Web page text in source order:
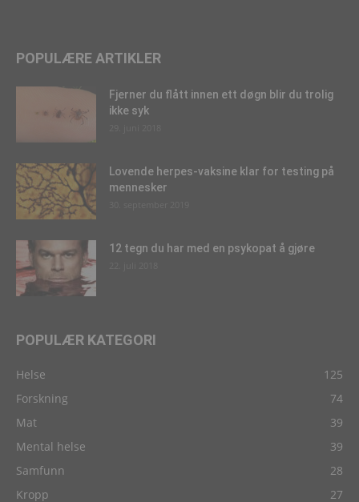
POPULÆRE ARTIKLER
Fjerner du flått innen ett døgn blir du trolig
ikke syk
Lovende herpes-vaksine klar for testing på
mennesker
12 tegn du har med en psykopat å gjøre
POPULÆR KATEGORI
Helse
125
Forskning
74
Mat
39
Mental helse
39
Samfunn
28
Kropp
27